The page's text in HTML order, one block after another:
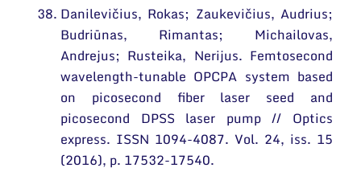
Danilevičius, Rokas; Zaukevičius, Audrius;
Budriūnas, Rimantas; Michailovas,
Andrejus; Rusteika, Nerijus. Femtosecond
wavelength-tunable OPCPA system based
on picosecond fiber laser seed and
picosecond DPSS laser pump // Optics
express. ISSN 1094-4087. Vol. 24, iss. 15
(2016), p. 17532-17540.